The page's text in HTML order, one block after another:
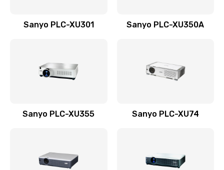
Sanyo PLC-XU301 Sanyo PLC-XU350A
Sanyo PLC-XU355 Sanyo PLC-XU74